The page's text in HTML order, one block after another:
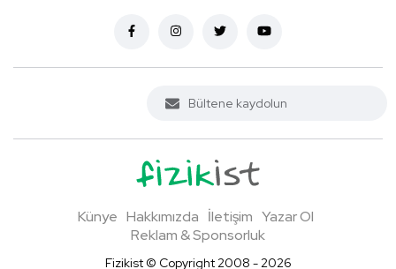
Künye Hakkımızda İletişim Yazar Ol
Reklam & Sponsorluk
Fizikist © Copyright 2008 - 2026